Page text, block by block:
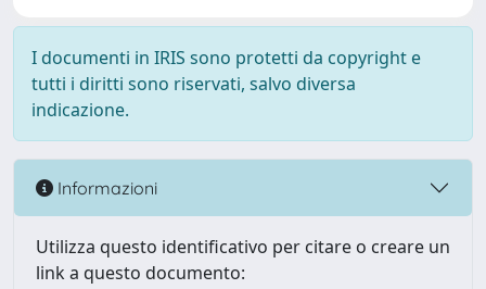
I documenti in IRIS sono protetti da copyright e
tutti i diritti sono riservati, salvo diversa
indicazione.
Informazioni
Utilizza questo identificativo per citare o creare un
link a questo documento: